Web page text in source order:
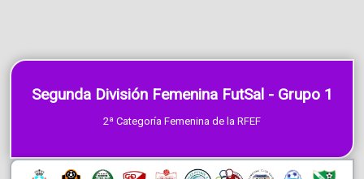
Segunda División Femenina FutSal - Grupo 1
2ª Categoría Femenina de la RFEF